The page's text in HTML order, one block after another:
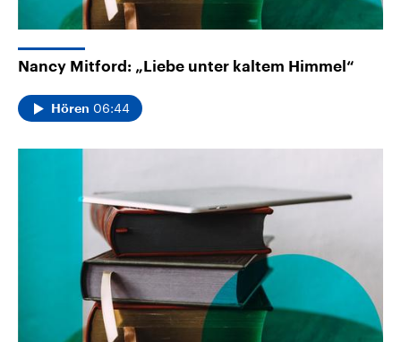
Nancy Mitford: „Liebe unter kaltem Himmel“
Hören 06:44